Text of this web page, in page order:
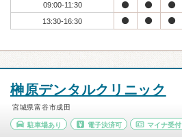
09:00-11:30
13:30-16:30
榊原デンタルクリニック
宮城県富谷市成田
駐車場あり 電子決済可 マイナ受付